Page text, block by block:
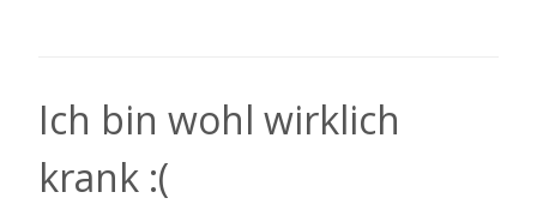
Ich bin wohl wirklich
krank :(